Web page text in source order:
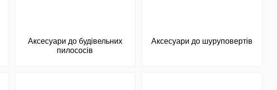
Аксесуари до будівельних
пилососів
Аксесуари до шуруповертів